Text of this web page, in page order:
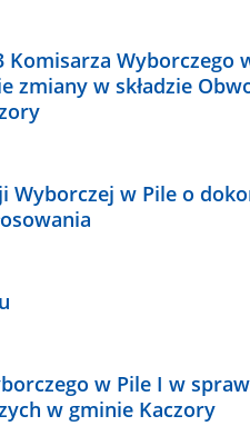
Wyborczego
zmiany w składzie
Wyborczej w Pile o
w Pile I w
w gminie Kaczory